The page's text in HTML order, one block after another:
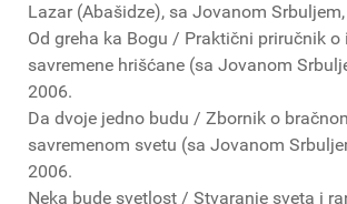
Lazar (Abašidze), sa Jovanom
Od greha ka Bogu / Praktični priručnik o
savremene hrišćane (sa Jovanom
2006.
Da dvoje jedno budu / Zbornik o
savremenom svetu (sa Jovanom
2006.
Neka bude svetlost / Stvaranje sveta i